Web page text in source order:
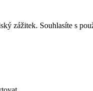
zážitek. Souhlasíte s